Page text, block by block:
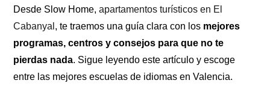
Desde Slow Home,apartamentos turísticos en El
Cabanyal , te traemos una guía clara con los mejores
programas, centros y consejos para que no te
pierdas nada. Sigue leyendo este artículo y escoge
entre las mejores escuelas de idiomas en Valencia.